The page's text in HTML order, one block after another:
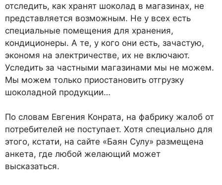
отследить, как хранят шоколад в магазинах, не
представляется возможным. Не у всех есть
специальные помещения для хранения,
кондиционеры. А те, у кого они есть, зачастую,
экономя на электричестве, их не включают.
Уследить за частными магазинами мы не можем.
Мы можем только приостановить отгрузку
шоколадной продукции…
По словам Евгения Конрата, на фабрику жалоб от
потребителей не поступает. Хотя специально для
этого, кстати, на сайте «Баян Сулу» размещена
анкета, где любой желающий может
высказаться.